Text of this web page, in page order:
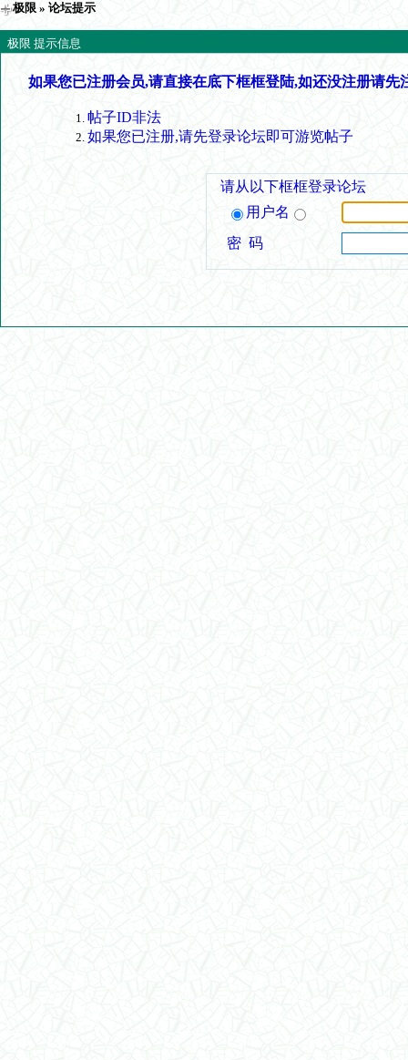
极限 » 论坛提示
极限 提示信息
如果您已注册会员,请直接在底下框框登陆,如还没注册请先
帖子ID非法
如果您已注册,请先登录论坛即可游览帖子
请从以下框框登录论坛
用户名
密 码